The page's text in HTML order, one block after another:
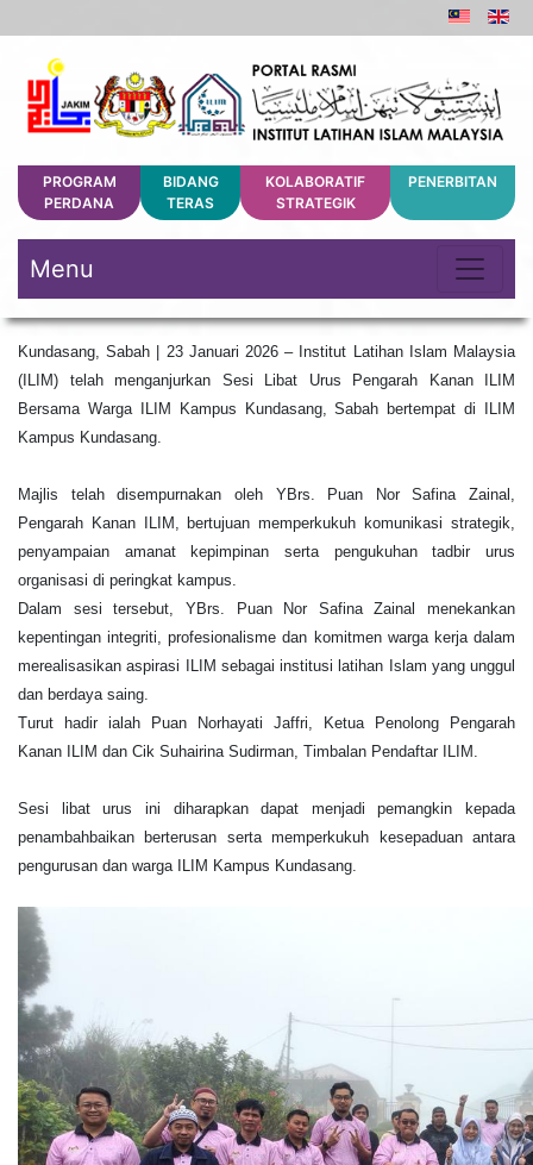
PROGRAM
PERDANA
BIDANG
TERAS
KOLABORATIF
STRATEGIK
PENERBITAN
Menu
Kundasang, Sabah | 23 Januari 2026 – Institut Latihan Islam Malaysia
(ILIM) telah menganjurkan Sesi Libat Urus Pengarah Kanan ILIM
Bersama Warga ILIM Kampus Kundasang, Sabah bertempat di ILIM
Kampus Kundasang.
Majlis telah disempurnakan oleh YBrs. Puan Nor Safina Zainal,
Pengarah Kanan ILIM, bertujuan memperkukuh komunikasi strategik,
penyampaian amanat kepimpinan serta pengukuhan tadbir urus
organisasi di peringkat kampus.
Dalam sesi tersebut, YBrs. Puan Nor Safina Zainal menekankan
kepentingan integriti, profesionalisme dan komitmen warga kerja dalam
merealisasikan aspirasi ILIM sebagai institusi latihan Islam yang unggul
dan berdaya saing.
Turut hadir ialah Puan Norhayati Jaffri, Ketua Penolong Pengarah
Kanan ILIM dan Cik Suhairina Sudirman, Timbalan Pendaftar ILIM.
Sesi libat urus ini diharapkan dapat menjadi pemangkin kepada
penambahbaikan berterusan serta memperkukuh kesepaduan antara
pengurusan dan warga ILIM Kampus Kundasang.